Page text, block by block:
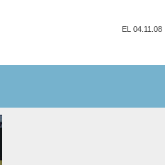
EL 04.11.08